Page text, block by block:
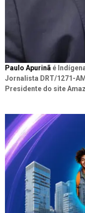
Paulo Apurinã é
Jornalista DRT/1271-
Presidente do site